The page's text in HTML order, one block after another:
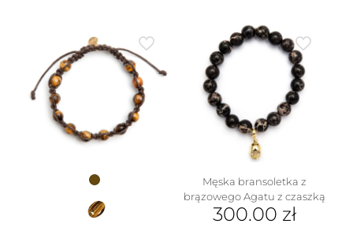
Męska bransoletka z
brązowego Agatu z czaszką
300.00 zł